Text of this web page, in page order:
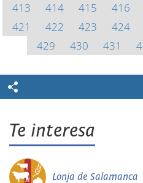
413
414 415 416
421
422 423 424
429
430 431
Te interesa
Lonja de Salamanca